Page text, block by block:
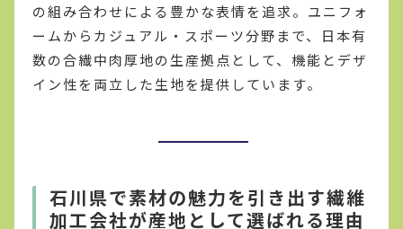
の組み合わせによる豊かな表情を追求。ユニフォ
ームからカジュアル・スポーツ分野まで、日本有
数の合繊中肉厚地の生産拠点として、機能とデザ
イン性を両立した生地を提供しています。
石川県で素材の魅力を引き出す繊維
加工会社が産地として選ばれる理由